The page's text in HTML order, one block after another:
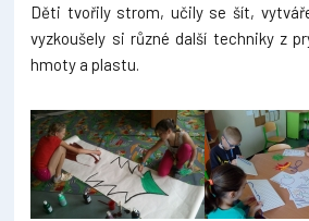
Děti tvořily strom, učily se šít,
vyzkoušely si různé další techniky z
hmoty a plastu.